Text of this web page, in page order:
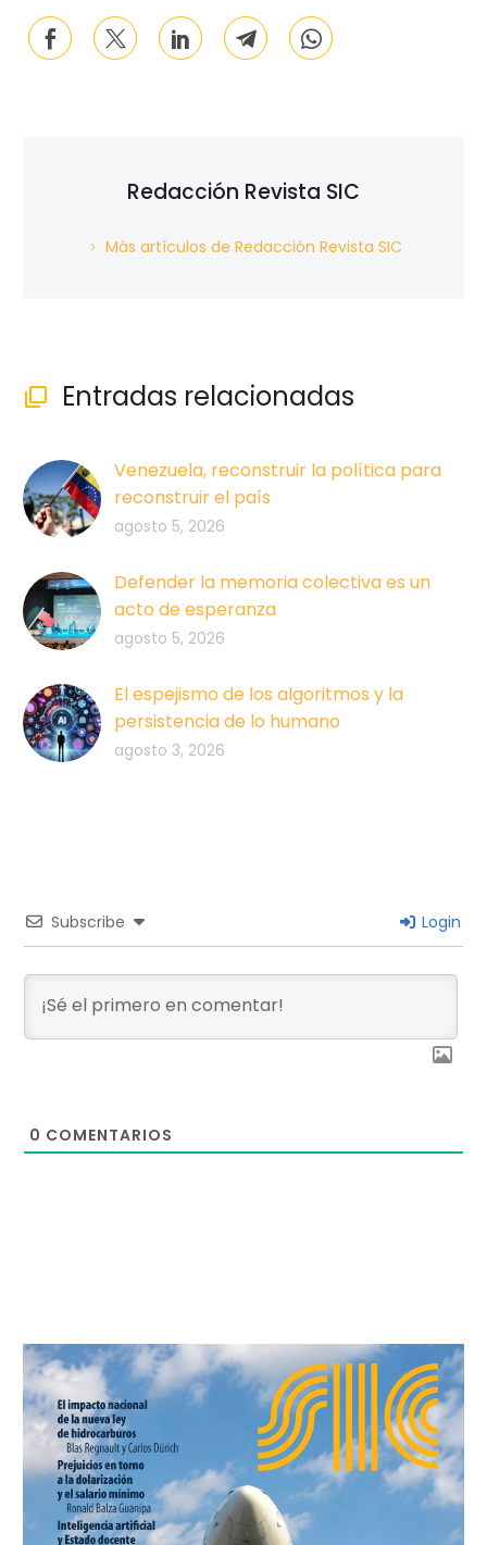
Redacción Revista SIC
Más artículos de Redacción Revista SIC
 Entradas relacionadas
Venezuela, reconstruir la política para
reconstruir el país
agosto 5, 2026
Defender la memoria colectiva es un
acto de esperanza
agosto 5, 2026
El espejismo de los algoritmos y la
persistencia de lo humano
agosto 3, 2026
Subscribe Login
0 COMENTARIOS